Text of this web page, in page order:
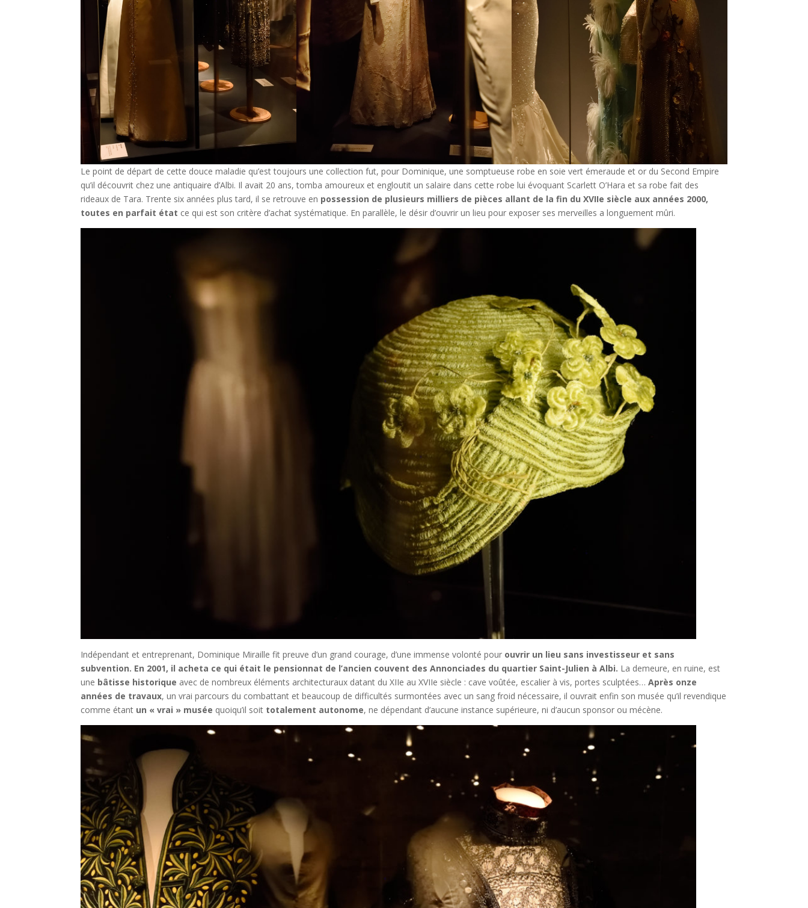
Le point de départ de cette douce maladie qu’est toujours une collection fut, pour Dominique, une somptueuse robe en soie vert émeraude et or du Second Empire
qu’il découvrit chez une antiquaire d’Albi. Il avait 20 ans, tomba amoureux et engloutit un salaire dans cette robe lui évoquant Scarlett O’Hara et sa robe fait des
rideaux de Tara. Trente six années plus tard, il se retrouve en possession de plusieurs milliers de pièces allant de la fin du XVIIe siècle aux années 2000,
toutes en parfait état ce qui est son critère d’achat systématique. En parallèle, le désir d’ouvrir un lieu pour exposer ses merveilles a longuement mûri.
Indépendant et entreprenant, Dominique Miraille fit preuve d’un grand courage, d’une immense volonté pour ouvrir un lieu sans investisseur et sans
subvention. En 2001, il acheta ce qui était le pensionnat de l’ancien couvent des Annonciades du quartier Saint-Julien à Albi. La demeure, en ruine, est
une bâtisse historique avec de nombreux éléments architecturaux datant du XIIe au XVIIe siècle : cave voûtée, escalier à vis, portes sculptées…Après onze
années de travaux, un vrai parcours du combattant et beaucoup de difficultés surmontées avec un sang froid nécessaire, il ouvrait enfin son musée qu’il revendique
comme étant un « vrai » musée quoiqu’il soit totalement autonome, ne dépendant d’aucune instance supérieure, ni d’aucun sponsor ou mécène.